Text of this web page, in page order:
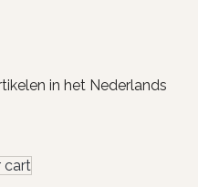
in het Nederlands
cart